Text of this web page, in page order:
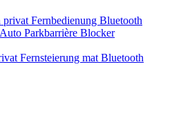
Fernsteierung mat Bluetooth